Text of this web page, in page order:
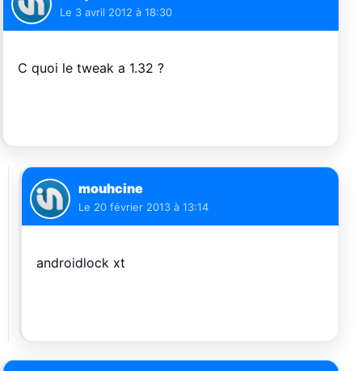
Le 3 avril 2012 à 18:30
C quoi le tweak a 1.32 ?
mouhcine
Le 20 février 2013 à 13:14
androidlock xt